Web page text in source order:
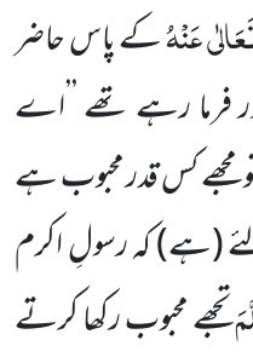
عَنْہُکے پاس حاضر
فرما رہے تھے ’’اے
کس قدر محبوب ہے
(ہے)کہ رسولِ اکرم
تجھے محبوب رکھا کرتے